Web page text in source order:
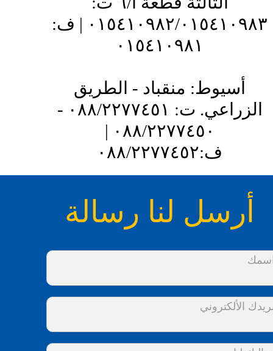
٠١٥٤١٠٩٨٢/٠١٥٤١٠٩٨٣ | ف:
٠١٥٤١٠٩٨١
أسيوط: منقباد - الطريق
الزراعي. ت: ٠٨٨/٢٢٧٧٤٥١ -
٠٨٨/٢٢٧٧٤٥٠ |
ف:٠٨٨/٢٢٧٧٤٥٢
أرسل لنا رسالة
الألكتروني